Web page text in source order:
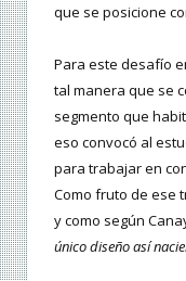
que se posicione
Para este desafío
tal manera que se
segmento que
eso convocó al
para trabajar en
Como fruto de ese
y como según
único diseño así